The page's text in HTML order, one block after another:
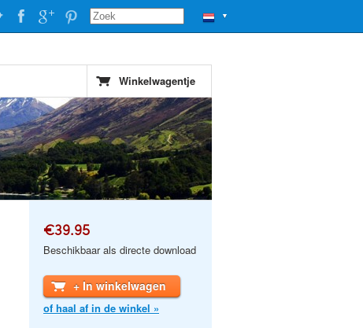
▼
Winkelwagentje
€39.95
Beschikbaar als directe download
+ In winkelwagen
of haal af in de winkel »